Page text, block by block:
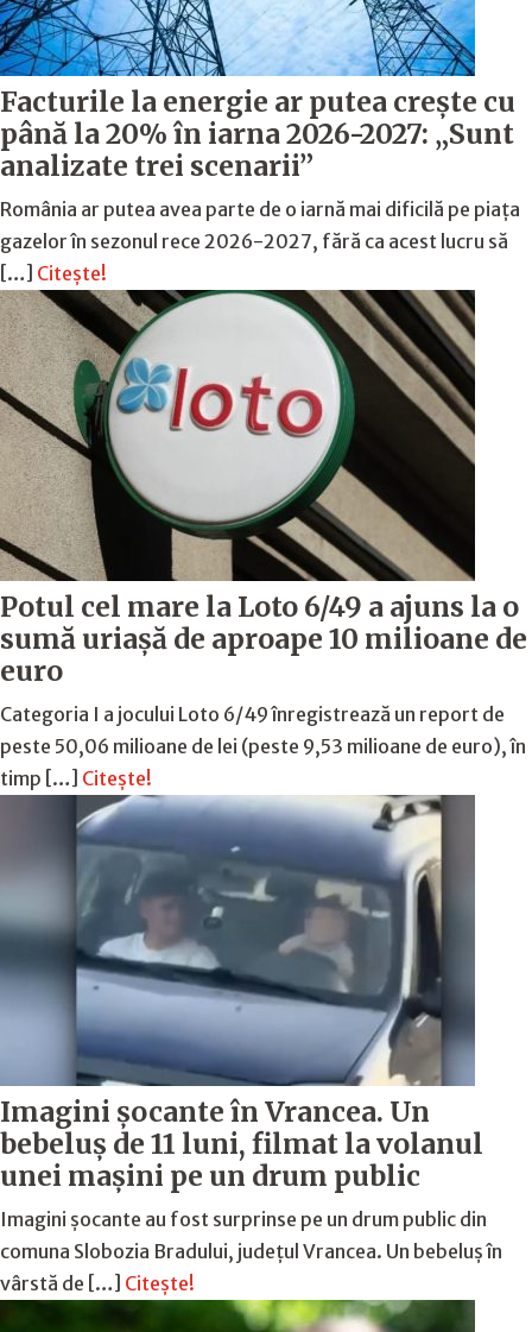
Facturile la energie ar putea crește cu
până la 20% în iarna 2026-2027: „Sunt
analizate trei scenarii”
România ar putea avea parte de o iarnă mai dificilă pe piața
gazelor în sezonul rece 2026-2027, fără ca acest lucru să
[…] Citește!
Potul cel mare la Loto 6/49 a ajuns la o
sumă uriașă de aproape 10 milioane de
euro
Categoria I a jocului Loto 6/49 înregistrează un report de
peste 50,06 milioane de lei (peste 9,53 milioane de euro), în
timp […] Citește!
Imagini șocante în Vrancea. Un
bebeluș de 11 luni, filmat la volanul
unei mașini pe un drum public
Imagini șocante au fost surprinse pe un drum public din
comuna Slobozia Bradului, județul Vrancea. Un bebeluș în
vârstă de […] Citește!